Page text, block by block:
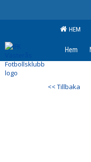
HEM
Hem
<< Tillbaka